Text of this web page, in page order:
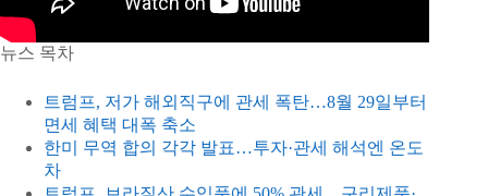
뉴스 목차
트럼프, 저가 해외직구에 관세 폭탄…8월 29일부터
면세 혜택 대폭 축소
한미 무역 합의 각각 발표…투자·관세 해석엔 온도
차